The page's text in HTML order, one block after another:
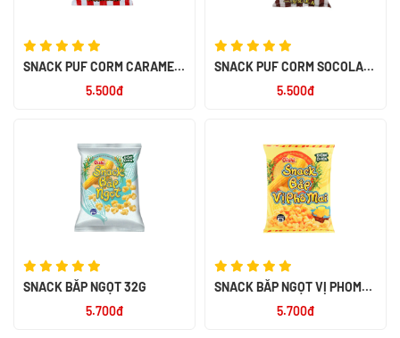
SNACK PUF CORM CARAMEL
5.500đ
SNACK PUF CORM SOCOLA
5.500đ
SNACK BẮP NGỌT 32G
5.700đ
SNACK BẮP NGỌT VỊ PHOMAI
5.700đ